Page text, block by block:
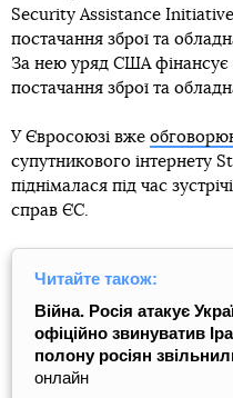
Security Assistance
постачання зброї та
За нею уряд США фінансує
постачання зброї та
У Євросоюзі вже
супутникового інтернету
піднімалася під час
справ ЄС.
Читайте також:
Війна. Росія атакує
офіційно звинуватив
полону росіян
онлайн